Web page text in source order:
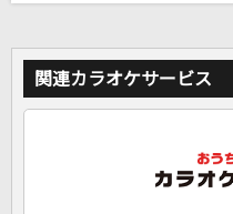
関連カラオケサービス